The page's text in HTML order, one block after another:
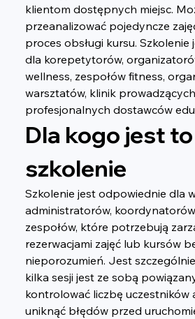
klientom dostępnych miejsc.
przeanalizować pojedyncze
proces obsługi kursu.
dla korepetytorów,
wellness, zespołów fitness,
warsztatów, klinik
profesjonalnych dostawców
Dla kogo jest to
szkolenie
Szkolenie jest odpowiednie dla
administratorów,
zespołów, które potrzebują
rezerwacjami zajęć lub kursów
nieporozumień. Jest
kilka sesji jest ze sobą
kontrolować liczbę uczestników
uniknąć błędów przed